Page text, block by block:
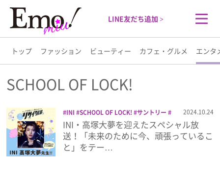
LINE友だち追加 >
トップ ファッション ビューティー カフェ・グルメ エンタ
トップ
ファッション
ビューティー
カフェ・グルメ
SCHOOL OF LOCK!
INI SCHOOL OF LOCK! サントリー
ラジオ
小森隼 高塚大夢
2024.10.24
INI・高塚大夢を迎えたスペシャル放
送！「未来のために今、頑張っているこ
と」をテー…